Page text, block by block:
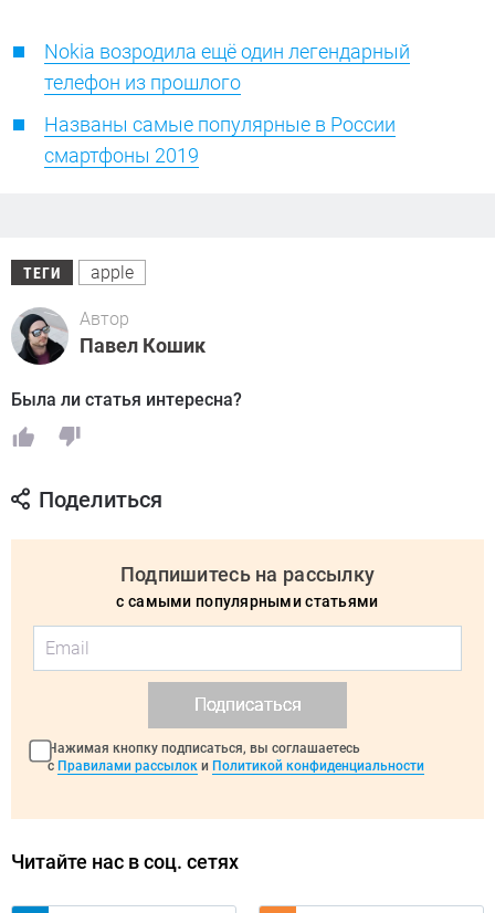
Nokia возродила ещё один легендарный
телефон из прошлого
Названы самые популярные в России
смартфоны 2019
ТЕГИ apple
Автор
Павел Кошик
Была ли статья интересна?
Поделиться
Подпишитесь на рассылку
с самыми популярными статьями
Подписаться
Нажимая кнопку подписаться, вы соглашаетесь
с Правилами рассылок и Политикой конфиденциальности
Читайте нас в соц. сетях